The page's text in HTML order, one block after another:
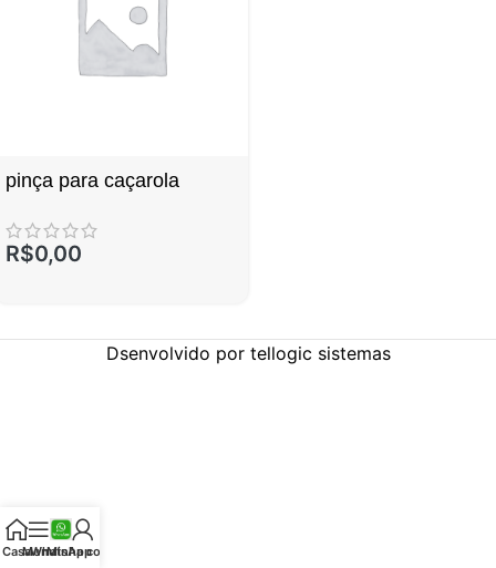
pinça para caçarola
R$0,00
Dsenvolvido por tellogic sistemas
CasaMenu
WhatsApp
Minha conta